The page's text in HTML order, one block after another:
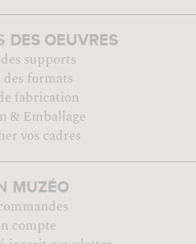
DES OEUVRES
supports
formats
fabrication
& Emballage
vos cadres
MUZÉO
compte